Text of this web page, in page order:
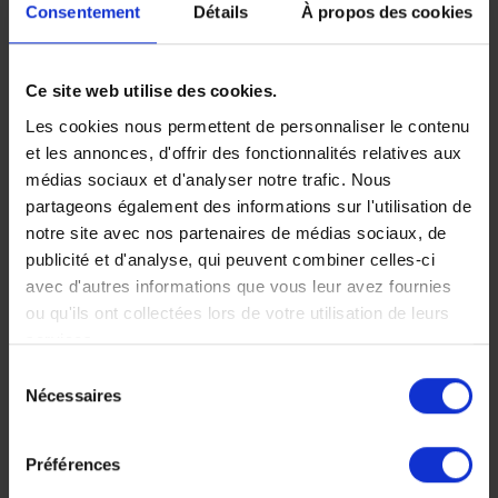
Consentement Détails À propos des cookies
Ce site web utilise des cookies.
Les cookies nous permettent de personnaliser le contenu
et les annonces, d'offrir des fonctionnalités relatives aux
médias sociaux et d'analyser notre trafic. Nous
partageons également des informations sur l'utilisation de
notre site avec nos partenaires de médias sociaux, de
publicité et d'analyse, qui peuvent combiner celles-ci
avec d'autres informations que vous leur avez fournies
ou qu'ils ont collectées lors de votre utilisation de leurs
services.
Nécessaires
Préférences
volcans : de l'Île
Nouvelle-
Zélande en
autotour
sites les plus
emblématiques des îles
Voyage Nouvelle-
découverte de
autotour
pour découvrir toutes les
facettes et les beautés
naturelles de la Nouvelle-
Zélande